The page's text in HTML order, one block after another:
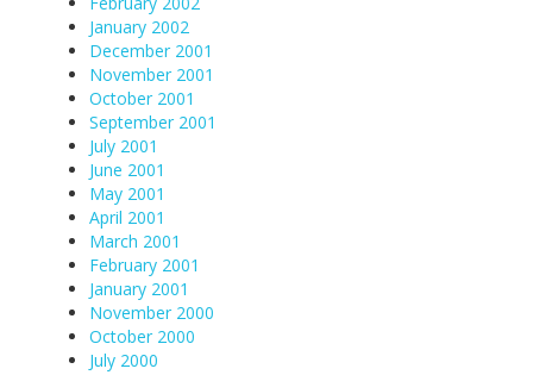
January 2002
December 2001
November 2001
October 2001
September 2001
July 2001
June 2001
May 2001
April 2001
March 2001
February 2001
January 2001
November 2000
October 2000
July 2000